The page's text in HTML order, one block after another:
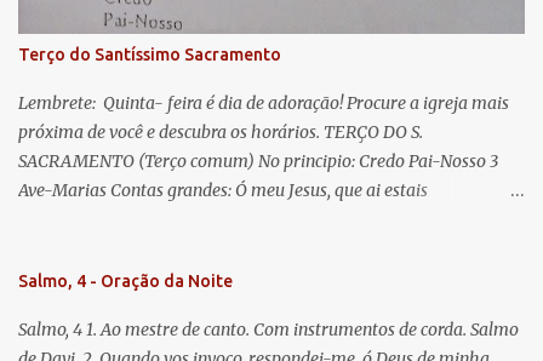
Para que sejamos dignos das promessas de Cristo. Amém.
Terço do Santíssimo Sacramento
Lembrete: Quinta- feira é dia de adoração! Procure a igreja mais
próxima de você e descubra os horários. TERÇO DO S.
SACRAMENTO (Terço comum) No principio: Credo Pai-Nosso 3
Ave-Marias Contas grandes: Ó meu Jesus, que ai estais
Vós morra eu! Nas contas pequenas: Sacramento de Amor!
que nos salva, dá-nos Vossa força, Vosso perdão e a Vossa
Salmo, 4 - Oração da Noite
Salmo, 4 1. Ao mestre de canto. Com instrumentos de corda. Salmo